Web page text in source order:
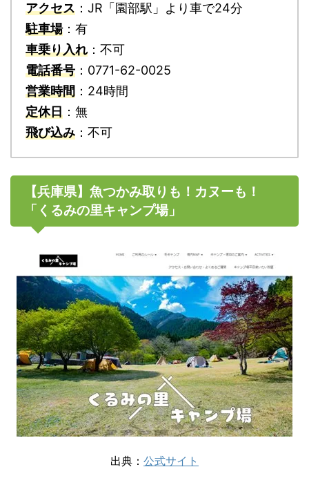
アクセス ：JR「園部駅」より車で24分
駐車場：有
車乗り入れ：不可
電話番号 ：0771-62-0025
営業時間 ：24時間
定休日 ：無
飛び込み ：不可
【兵庫県】魚つかみ取りも！カヌーも！
「くるみの里キャンプ場」
出典： 公式サイト